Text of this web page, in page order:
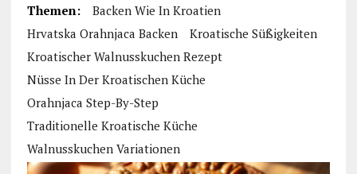
Themen:
Backen Wie In Kroatien
Hrvatska Orahnjaca Backen
Kroatische Süßigkeiten
Kroatischer Walnusskuchen Rezept
Nüsse In Der Kroatischen Küche
Orahnjaca Step-By-Step
Traditionelle Kroatische Küche
Walnusskuchen Variationen